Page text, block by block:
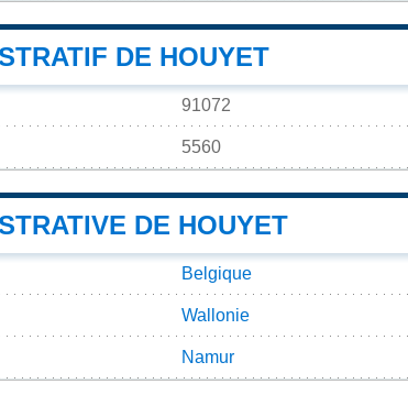
DE HOUYET
91072
5560
DE HOUYET
Belgique
Wallonie
Namur